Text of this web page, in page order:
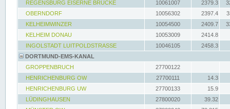
REGENSBURG EISERNE BRÜCKE
10061007 2379.3
OBERNDORF
10056302 2397.4
KELHEIMWINZER
10054500 2409.7
KELHEIM DONAU
10053009
2414.8
INGOLSTADT LUITPOLDSTRASSE
10046105
2458.3
DORTMUND-EMS-KANAL
GROPPENBRUCH
27700122
HENRICHENBURG OW
27700111
14.3
HENRICHENBURG UW
27700133
15.9
LÜDINGHAUSEN
27800020
39.32